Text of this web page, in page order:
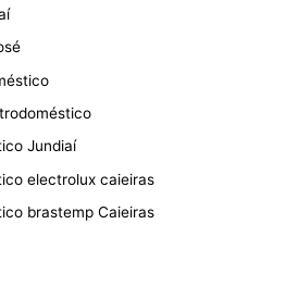
Jundiaí
electrolux caieiras
brastemp Caieiras